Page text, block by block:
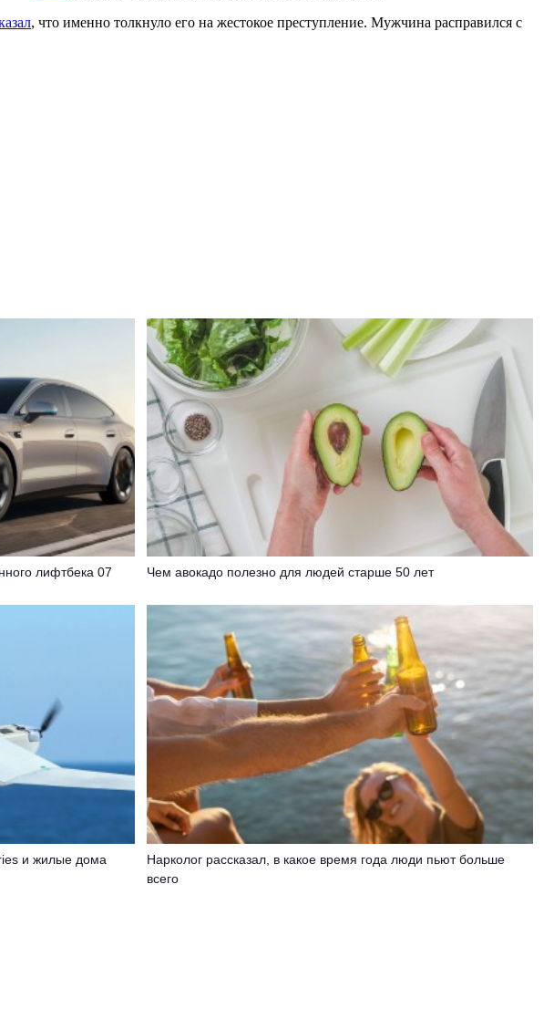
, что именно толкнуло его на жестокое преступление. Мужчина расправился с
лифтбека 07 Чем авокадо полезно для людей старше 50 лет
и жилые дома
Нарколог рассказал, в какое время года люди пьют больше
всего